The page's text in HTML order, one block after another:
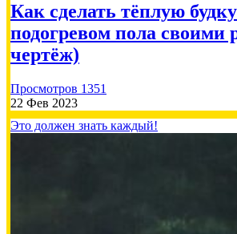
500.00 RUB
Лобина Татьяна
Как сделать тёплую
подогревом пола своими
чертёж)
Просмотров 1351
22 Фев 2023
Это должен знать каждый!